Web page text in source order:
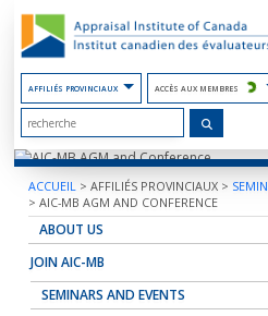
AFFILIÉS PROVINCIAUX ACCÈS AUX MEMBRES
ACCUEIL >AFFILIÉS PROVINCIAUX >
>AIC-MB AGM AND CONFERENCE
ABOUT US
JOIN AIC-MB
SEMINARS AND EVENTS